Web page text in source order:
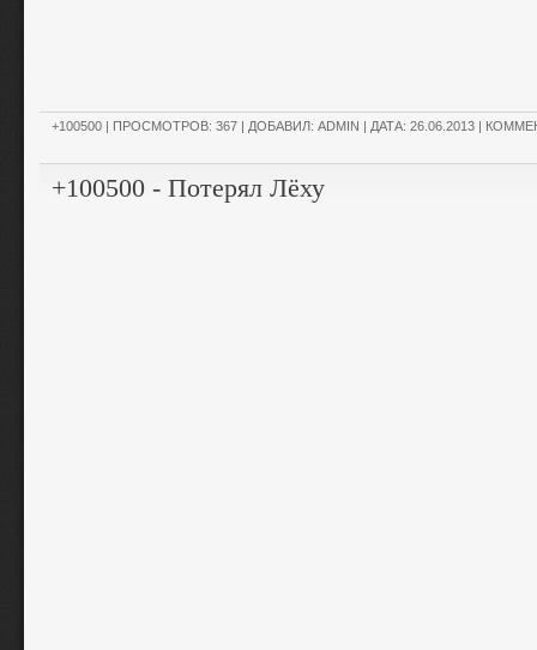
+100500 | ПРОСМОТРОВ: 367 | ДОБАВИЛ: ADMIN | ДАТА: 26.06.2013 |
+100500 - Потерял Лёху